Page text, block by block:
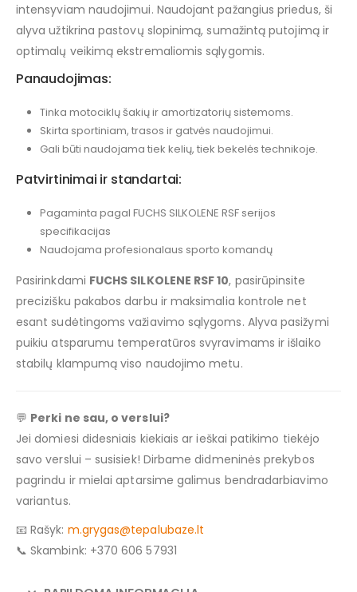
intensyviam naudojimui. Naudojant pažangius priedus, ši
alyva užtikrina pastovų slopinimą, sumažintą putojimą ir
optimalų veikimą ekstremaliomis sąlygomis.
Panaudojimas:
Tinka motociklų šakių ir amortizatorių sistemoms.
Skirta sportiniam, trasos ir gatvės naudojimui.
Gali būti naudojama tiek kelių, tiek bekelės technikoje.
Patvirtinimai ir standartai:
Pagaminta pagal FUCHS SILKOLENE RSF serijos
specifikacijas
Naudojama profesionalaus sporto komandų
Pasirinkdami FUCHS SILKOLENE RSF 10, pasirūpinsite
precizišku pakabos darbu ir maksimalia kontrole net
esant sudėtingoms važiavimo sąlygoms. Alyva pasižymi
puikiu atsparumu temperatūros svyravimams ir išlaiko
stabilų klampumą viso naudojimo metu.
💬 Perki ne sau, o verslui?
Jei domiesi didesniais kiekiais ar ieškai patikimo tiekėjo
savo verslui – susisiek! Dirbame didmeninės prekybos
pagrindu ir mielai aptarsime galimus bendradarbiavimo
variantus.
📧 Rašyk: m.grygas@tepalubaze.lt
📞 Skambink: +370 606 57931